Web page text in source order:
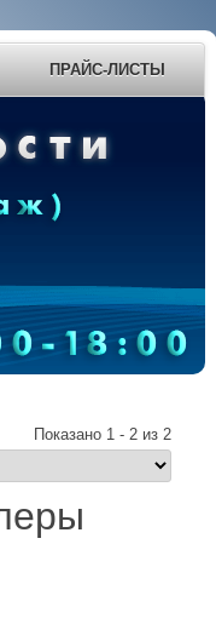
ПРАЙС-ЛИСТЫ
Показано 1 - 2 из 2